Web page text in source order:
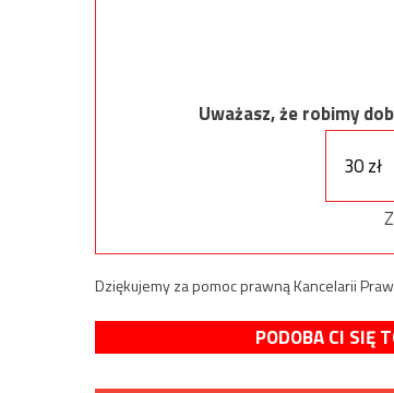
Uważasz, że robimy
30 zł
Dziękujemy za pomoc prawną Kancelarii
PODOBA CI SIĘ